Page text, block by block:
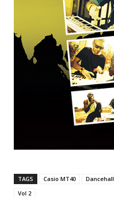
TAGS Casio MT40 Dancehall
Vol 2